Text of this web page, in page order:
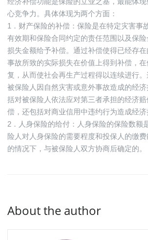
心竞争力。具体体现为两个方面：
1．财产保险的补偿：保险是在特定灾害事
有效期和保险合同约定的责任范围以及保
损失金额给予补偿。通过补偿使得已经存
事故所致的实际损失在价值上得到补偿，
复，从而使社会再生产过程得以连续进行
被保险人因自然灾害或意外事故造成的经
括对被保险人依法应对第三者承担的经济
偿，还包括对商业信用中违约行为造成经济
2．人身保险的给付：人身保险的保险数额
险人对人身保险的需要程度和投保人的缴
的情况下，与被保险人双方协商后确定的。
About the author